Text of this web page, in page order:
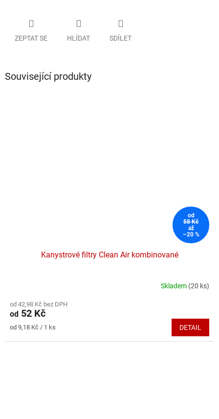
ZEPTAT SE HLÍDAT SDÍLET
Související produkty
od
58 Kč
až
–20 %
Kanystrové filtry Clean Air kombinované
produktu
je
5,0
5
Skladem (20 ks)
od 42,98 Kč bez DPH
od 52 Kč
Měrná
od 9,18 Kč / 1 ks DETAIL